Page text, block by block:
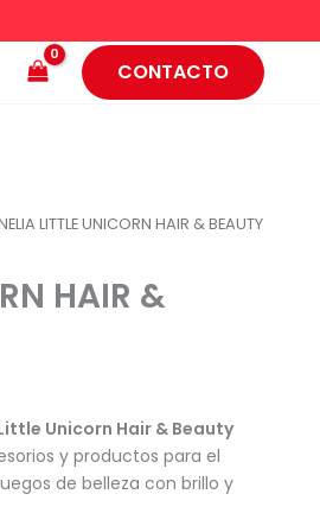
CONTACTO
LITTLE UNICORN HAIR & BEAUTY
HAIR &
Unicorn Hair & Beauty
y productos para el
de belleza con brillo y